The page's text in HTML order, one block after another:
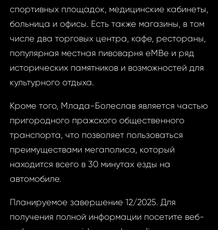
спортивных площадок, медицинские кабинеты,
больница и офисы. Есть также магазины, в том
числе два торговых центра, кафе, рестораны,
популярная местная пивоварня eMBe и ряд
исторических памятников и возможностей для
культурного отдыха.
Кроме того, Млада-Болеслав является частью
пригородного пражского общественного
транспорта, что позволяет пользоваться
преимуществами мегаполиса, который
находится всего в 30 минутах езды на
автомобиле.
Планируемое завершение 12/2025. Для
получения полной информации посетите веб-